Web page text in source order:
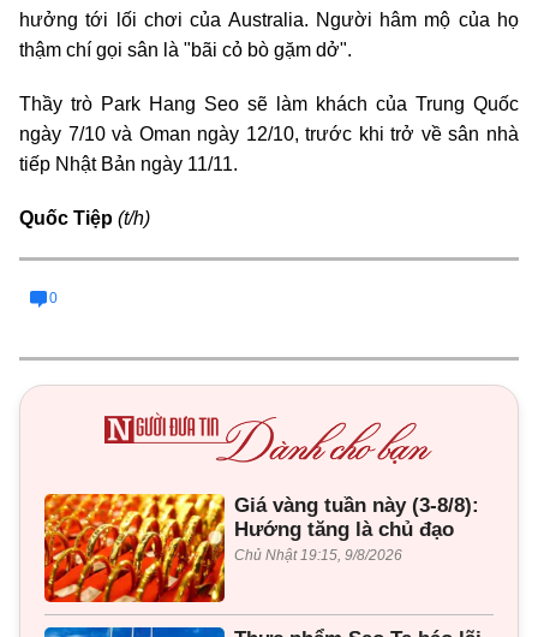
hưởng tới lối chơi của Australia. Người hâm mộ của họ
thậm chí gọi sân là "bãi cỏ bò gặm dở".
Thầy trò Park Hang Seo sẽ làm khách của Trung Quốc
ngày 7/10 và Oman ngày 12/10, trước khi trở về sân nhà
tiếp Nhật Bản ngày 11/11.
Quốc Tiệp (t/h)
0
Giá vàng tuần này (3-8/8):
Hướng tăng là chủ đạo
Chủ Nhật 19:15, 9/8/2026